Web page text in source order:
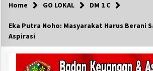
Home GO LOKAL DM 1 C
Eka Putra Noho: Masyarakat Harus Berani
Aspirasi